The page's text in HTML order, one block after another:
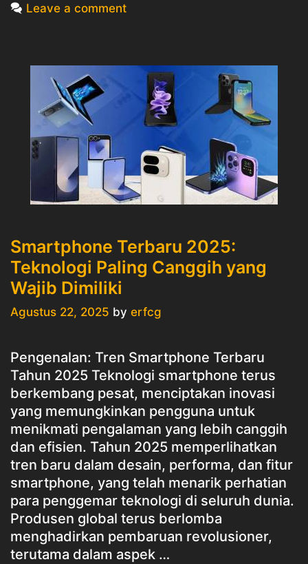
Gahar,
Canggih
Leave a comment
Smartphone Terbaru 2025:
Teknologi Paling Canggih yang
Wajib Dimiliki
Agustus 22, 2025 by erfcg
Pengenalan: Tren Smartphone Terbaru
Tahun 2025 Teknologi smartphone terus
berkembang pesat, menciptakan inovasi
yang memungkinkan pengguna untuk
menikmati pengalaman yang lebih canggih
dan efisien. Tahun 2025 memperlihatkan
tren baru dalam desain, performa, dan fitur
smartphone, yang telah menarik perhatian
para penggemar teknologi di seluruh dunia.
Produsen global terus berlomba
menghadirkan pembaruan revolusioner,
terutama dalam aspek …